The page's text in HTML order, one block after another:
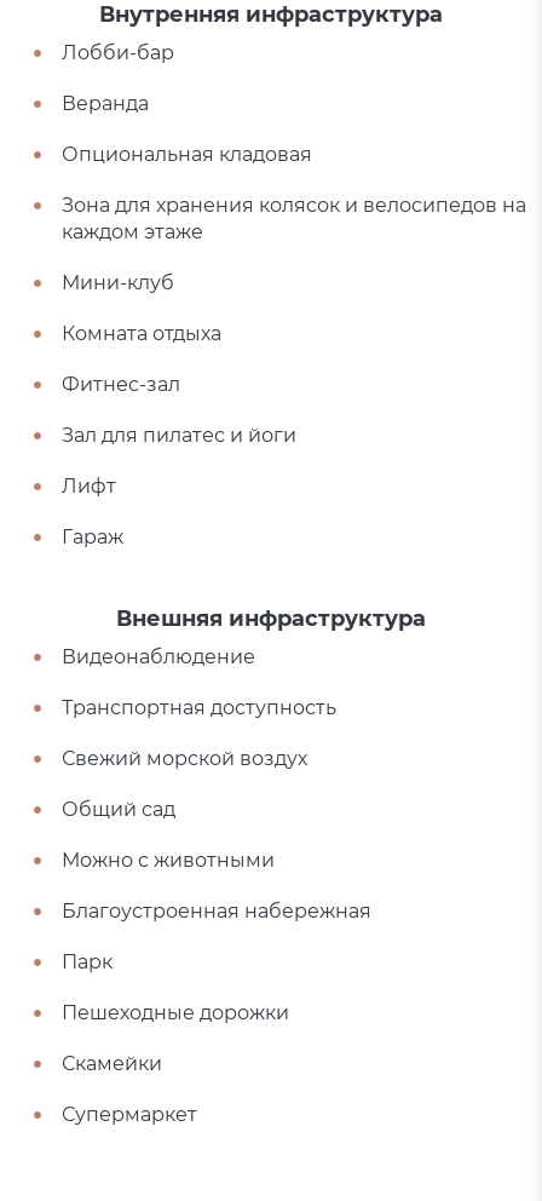
Внутренняя инфраструктура
Лобби-бар
Веранда
Опциональная кладовая
Зона для хранения колясок и велосипедов на
каждом этаже
Мини-клуб
Комната отдыха
Фитнес-зал
Зал для пилатес и йоги
Лифт
Гараж
Внешняя инфраструктура
Видеонаблюдение
Транспортная доступность
Свежий морской воздух
Общий сад
Можно с животными
Благоустроенная набережная
Парк
Пешеходные дорожки
Скамейки
Супермаркет